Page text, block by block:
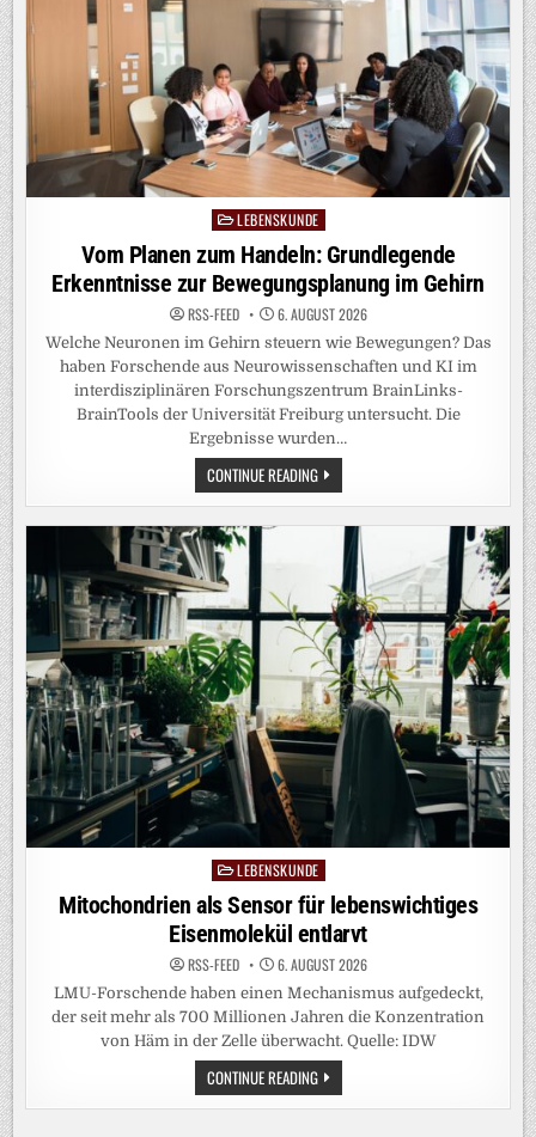
PostedLEBENSKUNDE
Vom Planen zum Handeln: Grundlegende
Erkenntnisse zur Bewegungsplanung im Gehirn
RSS-FEED 6. AUGUST 2026
Welche Neuronen im Gehirn steuern wie Bewegungen? Das
haben Forschende aus Neurowissenschaften und KI im
interdisziplinären Forschungszentrum BrainLinks-
BrainTools der Universität Freiburg untersucht. Die
Ergebnisse wurden…
CONTINUE READINGVOM
PLANEN
ZUM
GRUNDLEGENDE
ERKENNTNISSE
BEWEGUNGSPLANUNG
GEHIRN
Posted
in
LEBENSKUNDE
Mitochondrien als Sensor für lebenswichtiges
Eisenmolekül entlarvt
RSS-FEED 6. AUGUST 2026
LMU-Forschende haben einen Mechanismus aufgedeckt,
der seit mehr als 700 Millionen Jahren die Konzentration
von Häm in der Zelle überwacht. Quelle: IDW
CONTINUE READINGMITOCHONDRIEN
ALS
SENSOR